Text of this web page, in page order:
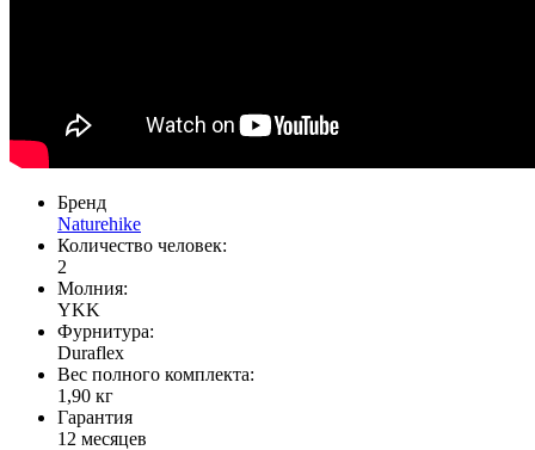
Бренд
Naturehike
Количество человек:
2
Молния:
YKK
Фурнитура:
Duraflex
Вес полного комплекта:
1,90 кг
Гарантия
12 месяцев